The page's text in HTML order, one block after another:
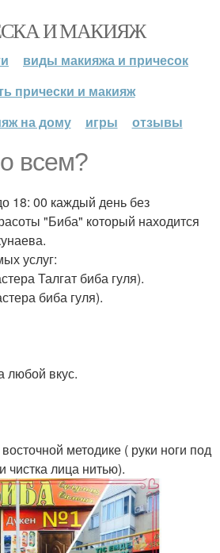
И МАКИЯЖ
виды макияжа и причесок
прически и макияж
на дому
игры отзывы
всем?
18: 00 каждый день без
"Биба" который находится
услуг:
Талгат биба гуля).
биба гуля).
любой вкус.
методике ( руки ноги под
чистка лица нитью).